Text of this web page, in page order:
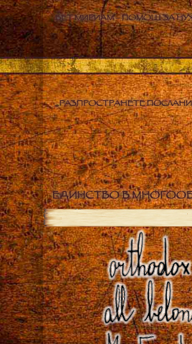
БЕТ МИРИАМ – ПОМОЩ ЗА
„РАЗПРОСТРАНЕТЕ
ЕДИНСТВО В